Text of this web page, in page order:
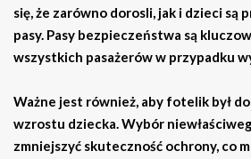
się, że zarówno dorosli, jak i dzieci są
pasy. Pasy bezpieczeństwa są
wszystkich pasażerów w przypadku
Ważne jest również, aby fotelik był
wzrostu dziecka. Wybór
zmniejszyć skuteczność ochrony, co